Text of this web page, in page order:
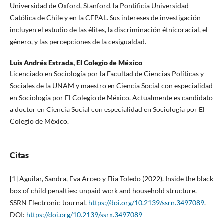
Universidad de Oxford, Stanford, la Pontificia Universidad
Católica de Chile y en la CEPAL. Sus intereses de investigación
incluyen el estudio de las élites, la discriminación étnicoracial, el
género, y las percepciones de la desigualdad.
Luis Andrés Estrada,El Colegio de México
Licenciado en Sociología por la Facultad de Ciencias Políticas y
Sociales de la UNAM y maestro en Ciencia Social con especialidad
en Sociología por El Colegio de México. Actualmente es candidato
a doctor en Ciencia Social con especialidad en Sociología por El
Colegio de México.
Citas
[1] Aguilar, Sandra, Eva Arceo y Elia Toledo (2022). Inside the black
box of child penalties: unpaid work and household structure.
SSRN Electronic Journal. https://doi.org/10.2139/ssrn.3497089.
DOI: https://doi.org/10.2139/ssrn.3497089